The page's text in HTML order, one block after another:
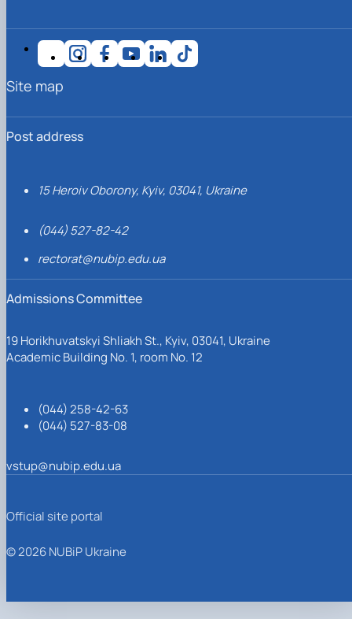
Post address
15 Heroiv Oborony, Kyiv, 03041, Ukraine
(044) 527-82-42
rectorat@nubip.edu.ua
Admissions Committee
19 Horikhuvatskyi Shliakh St., Kyiv, 03041, Ukraine
Academic Building No. 1, room No. 12
(044) 258-42-63
(044) 527-83-08
vstup@nubip.edu.ua
Site map
Official site portal
© 2026 NUBiP Ukraine